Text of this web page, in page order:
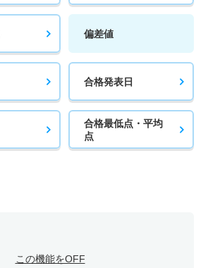
偏差値
合格発表日
合格最低点・平均
点
この機能をOFF